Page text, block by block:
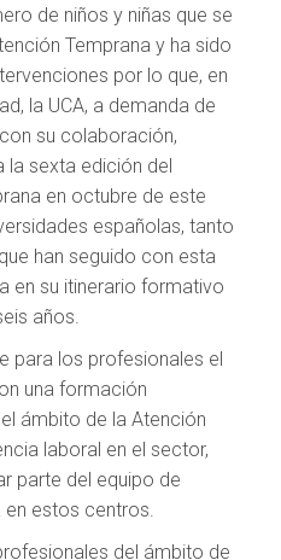
de niños y niñas que se
Temprana y ha sido
por lo que, en
la UCA, a demanda de
su colaboración,
la sexta edición del
en octubre de este
españolas, tanto
han seguido con esta
en su itinerario formativo
años.
para los profesionales el
una formación
ámbito de la Atención
laboral en el sector,
parte del equipo de
estos centros.
del ámbito de